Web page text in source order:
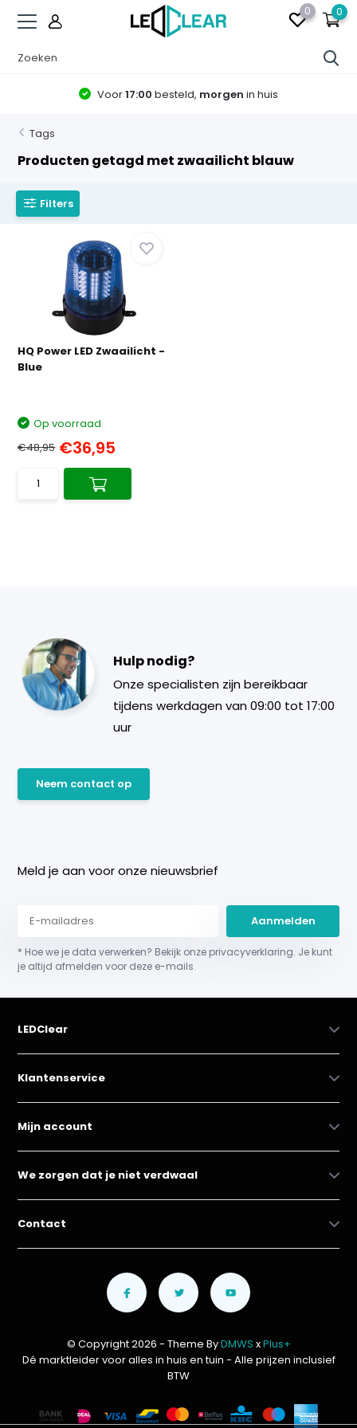
0 0
Voor17:00 besteld, morgen in huis
Tags
Producten getagd met zwaailicht blauw
Filters
HQ Power LED Zwaailicht -
Blue
Op voorraad
€48,95 €36,95
Hulp nodig?
Onze specialisten zijn bereikbaar
tijdens werkdagen van 09:00 tot 17:00
uur
Neem contact op
Meld je aan voor onze nieuwsbrief
Aanmelden
* Hoe we je data verwerken? Bekijk onze privacyverklaring. Je kunt
je altijd afmelden voor deze e-mails.
LEDClear
Klantenservice
Mijn account
We zorgen dat je niet verdwaal
Contact
© Copyright 2026 - Theme ByDMWS xPlus+
Dé marktleider voor alles in huis en tuin - Alle prijzen inclusief
BTW